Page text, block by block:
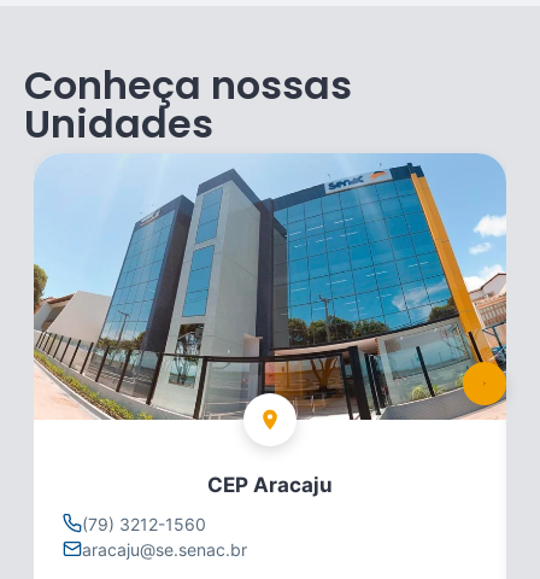
Conheça nossas
Unidades
CEP Aracaju
(79) 3212-1560
aracaju@se.senac.br